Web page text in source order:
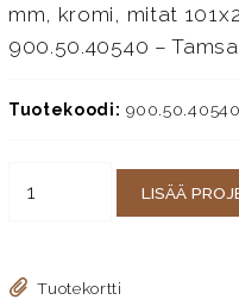
mm, kromi, mitat
900.50.40540 –
Tuotekoodi: 900.50.40540
LISÄÄ
Tuotekortti